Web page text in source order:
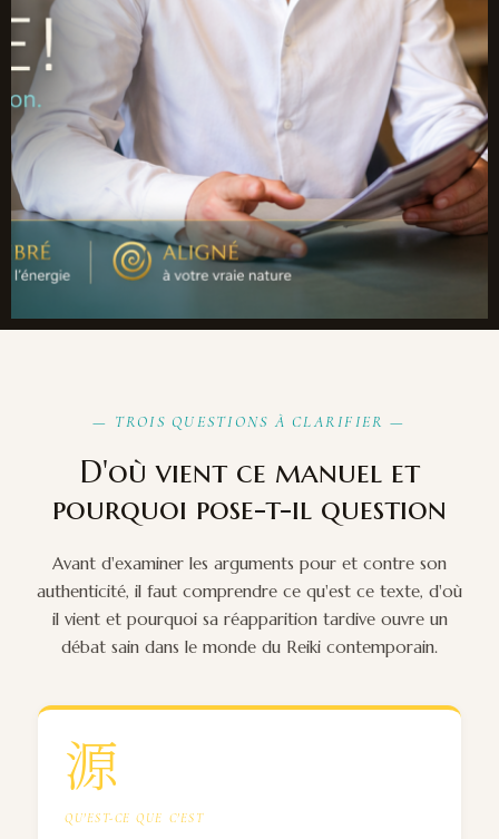
— TROIS QUESTIONS À CLARIFIER —
D'où vient ce manuel et
pourquoi pose-t-il question
Avant d'examiner les arguments pour et contre son
authenticité, il faut comprendre ce qu'est ce texte, d'où
il vient et pourquoi sa réapparition tardive ouvre un
débat sain dans le monde du Reiki contemporain.
源
QU'EST-CE QUE C'EST